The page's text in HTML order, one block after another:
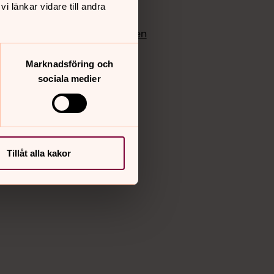
länkar vidare till andra
Marknadsföring och
sociala medier
Tillåt alla kakor
Instagram
Bloggportalen